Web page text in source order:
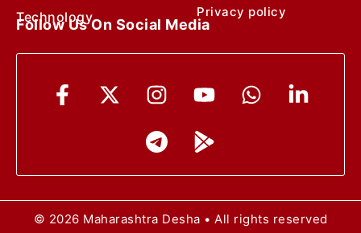
Technology
Privacy policy
Follow Us On Social Media
© 2026 Maharashtra Desha • All rights reserved